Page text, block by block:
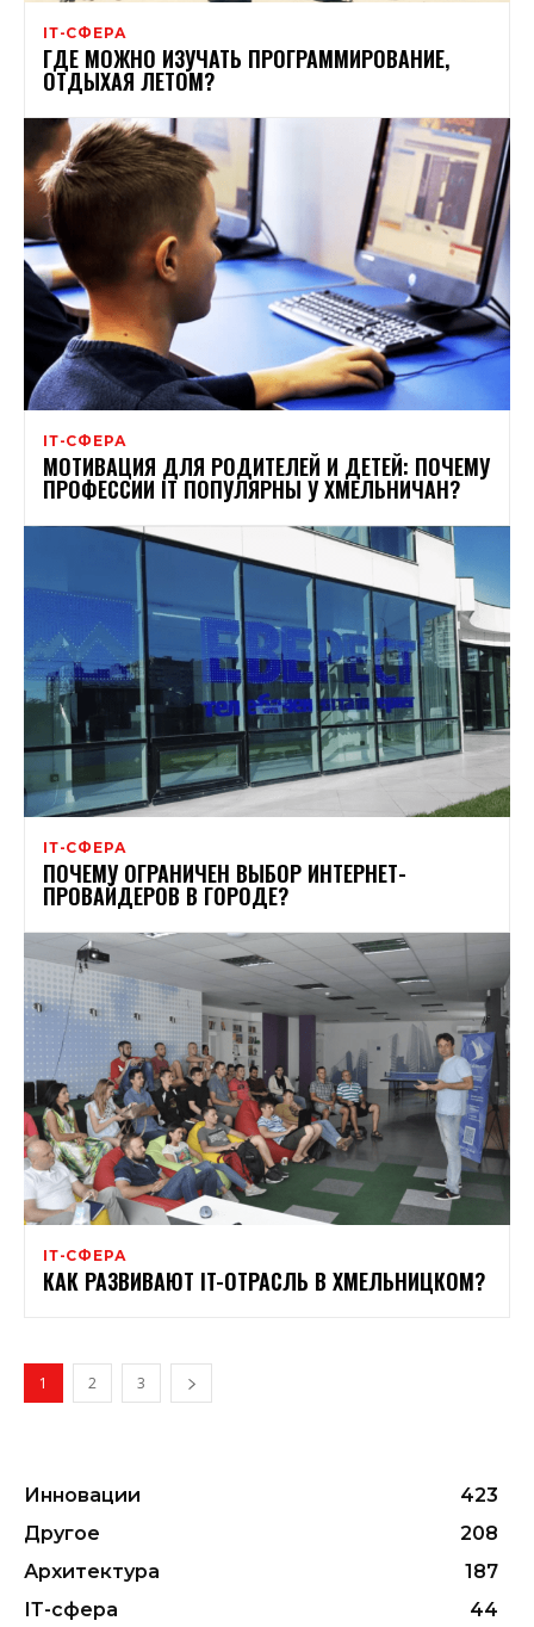
ІТ-СФЕРА
ГДЕ МОЖНО ИЗУЧАТЬ ПРОГРАММИРОВАНИЕ,
ОТДЫХАЯ ЛЕТОМ?
ІТ-СФЕРА
МОТИВАЦИЯ ДЛЯ РОДИТЕЛЕЙ И ДЕТЕЙ: ПОЧЕМУ
ПРОФЕССИИ IT ПОПУЛЯРНЫ У ХМЕЛЬНИЧАН?
ІТ-СФЕРА
ПОЧЕМУ ОГРАНИЧЕН ВЫБОР ИНТЕРНЕТ-
ПРОВАЙДЕРОВ В ГОРОДЕ?
ІТ-СФЕРА
КАК РАЗВИВАЮТ IT-ОТРАСЛЬ В ХМЕЛЬНИЦКОМ?
1 2 3
Инновации
423
Другое
208
Архитектура
187
ІТ-сфера
44